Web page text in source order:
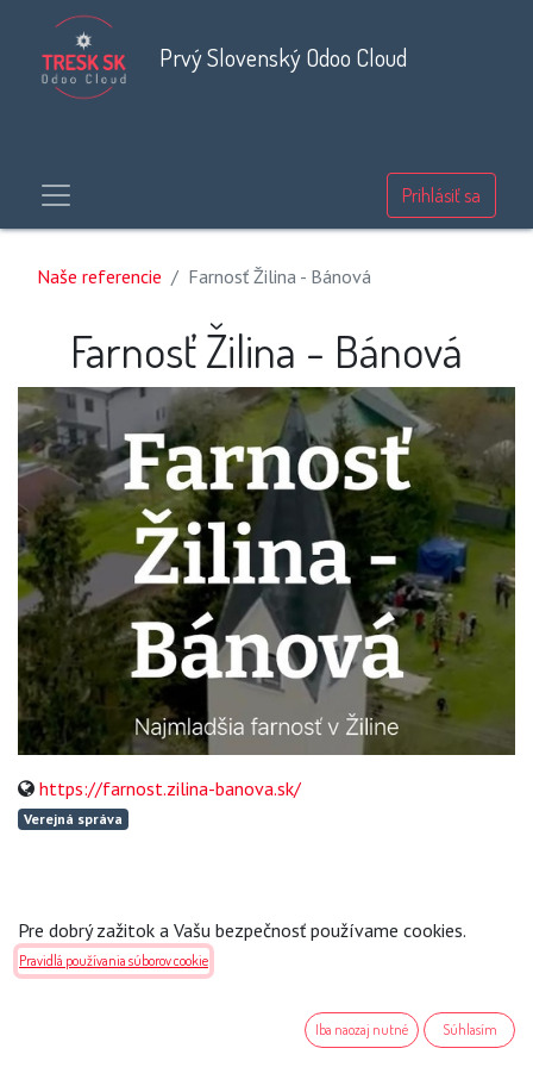
Prvý Slovenský Odoo Cloud
Prihlásiť sa
Naše referencie Farnosť Žilina - Bánová
Farnosť Žilina - Bánová
https://farnost.zilina-banova.sk/
Verejná správa
Pre dobrý zažitok a Vašu bezpečnosť používame cookies.
Pravidlá používania súborov cookie
Iba naozaj nutné Súhlasím